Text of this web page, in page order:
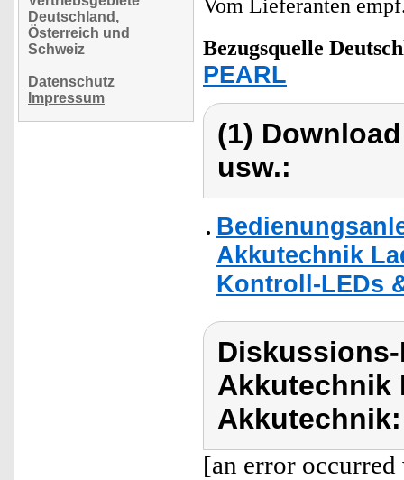
Deutschland,
Österreich und
Schweiz
Datenschutz
Impressum
Vom Lieferanten
Bezugsquelle
PEARL
(1)
usw.:
Akkutechnik
Kontroll-LEDs
Akkutechnik
Akkutechnik:
[an error